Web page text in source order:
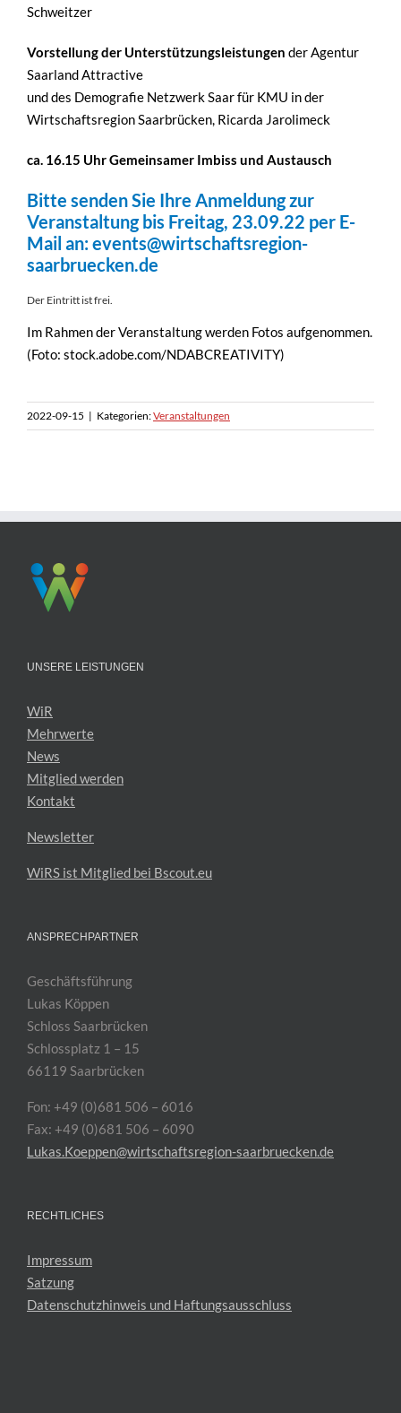
Schweitzer
Vorstellung der Unterstützungsleistungen der Agentur
Saarland Attractive
und des Demografie Netzwerk Saar für KMU in der
Wirtschaftsregion Saarbrücken, Ricarda Jarolimeck
ca. 16.15 Uhr Gemeinsamer Imbiss und Austausch
Bitte senden Sie Ihre Anmeldung zur
Veranstaltung bis Freitag, 23.09.22 per E-
Mail an:events@wirtschaftsregion-
saarbruecken.de
Der Eintritt ist frei.
Im Rahmen der Veranstaltung werden Fotos aufgenommen.
(Foto: stock.adobe.com/NDABCREATIVITY)
2022-09-15 | Kategorien:Veranstaltungen
UNSERE LEISTUNGEN
WiR
Mehrwerte
News
Mitglied werden
Kontakt
Newsletter
WiRS ist Mitglied bei Bscout.eu
ANSPRECHPARTNER
Geschäftsführung
Lukas Köppen
Schloss Saarbrücken
Schlossplatz 1 – 15
66119 Saarbrücken
Fon: +49 (0)681 506 – 6016
Fax: +49 (0)681 506 – 6090
Lukas.Koeppen@wirtschaftsregion-saarbruecken.de
RECHTLICHES
Impressum
Satzung
Datenschutzhinweis und Haftungsausschluss